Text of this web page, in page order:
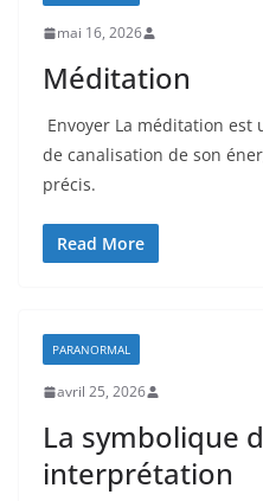
mai 16, 2026
Méditation
Envoyer La méditation
de canalisation de son
précis.
Read More
PARANORMAL
avril 25, 2026
La symbolique
interprétation